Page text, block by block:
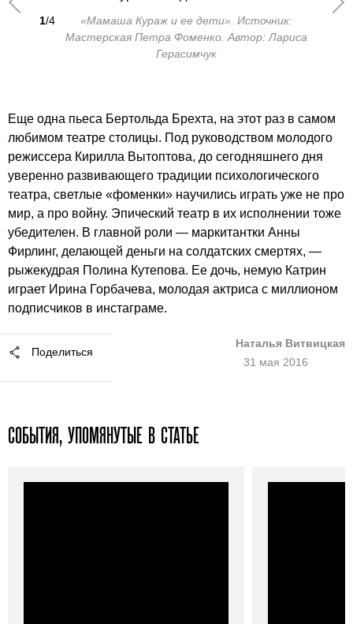
1/4
«Мамаша Кураж и ее дети». Источник:
Мастерская Петра Фоменко. Автор: Лариса
Герасимчук
Еще одна пьеса Бертольда Брехта, на этот раз в самом
любимом театре столицы. Под руководством молодого
режиссера Кирилла Вытоптова, до сегодняшнего дня
уверенно развивающего традиции психологического
театра, светлые «фоменки» научились играть уже не про
мир, а про войну. Эпический театр в их исполнении тоже
убедителен. В главной роли — маркитантки Анны
Фирлинг, делающей деньги на солдатских смертях, —
рыжекудрая Полина Кутепова. Ее дочь, немую Катрин
играет Ирина Горбачева, молодая актриса с миллионом
подписчиков в инстаграме.
Поделиться
Наталья Витвицкая
31 мая 2016
СОБЫТИЯ, УПОМЯНУТЫЕ В СТАТЬЕ